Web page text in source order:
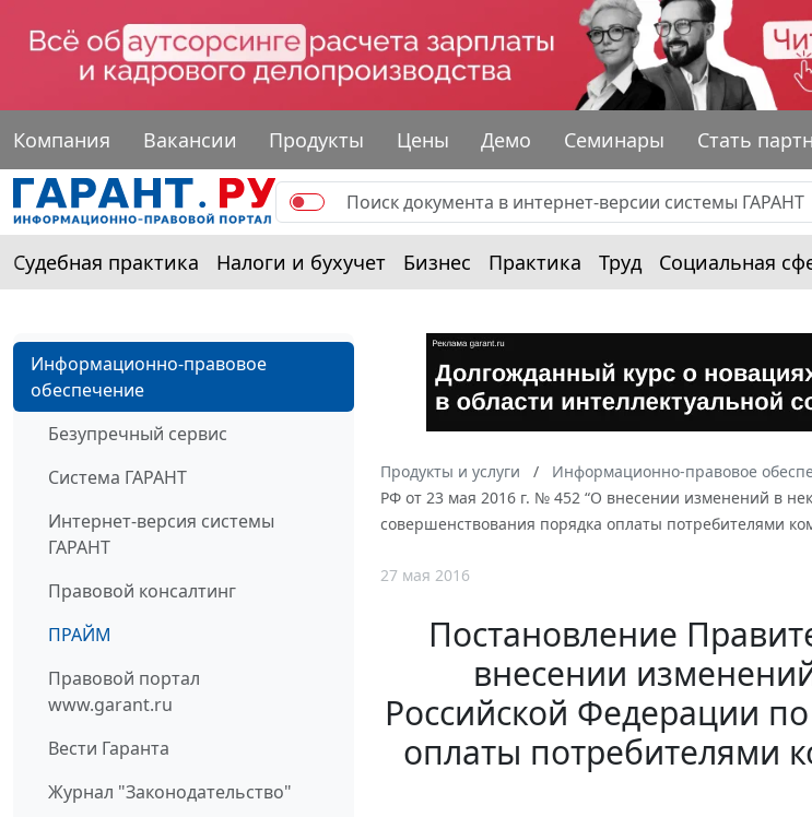
Компания Вакансии Продукты Цены Демо Семинары Стать
Судебная практика Налоги и бухучет Бизнес Практика Труд Социальная
Информационно-правовое
обеспечение
Безупречный сервис
Система ГАРАНТ
Интернет-версия системы
ГАРАНТ
Правовой консалтинг
ПРАЙМ
Правовой портал
www.garant.ru
Вести Гаранта
Журнал "Законодательство"
Продукты и услуги Информационно-правовое
РФ от 23 мая 2016 г. № 452 “О внесении изменений в
совершенствования порядка оплаты потребителями
27 мая 2016
Постановление
внесении
Российской Федерации
оплаты потребителями